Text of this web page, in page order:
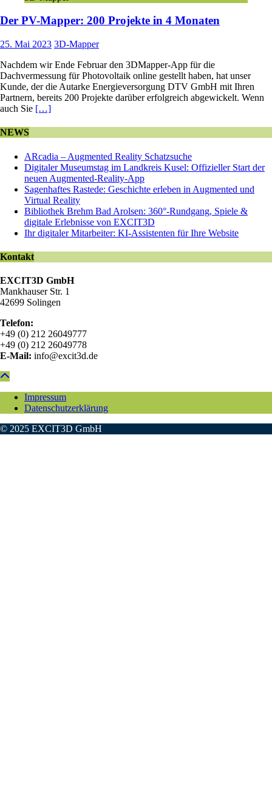
Der PV-Mapper: 200 Projekte in 4 Monaten
25. Mai 2023 3D-Mapper
Nachdem wir Ende Februar den 3DMapper-App für die
Dachvermessung für Photovoltaik online gestellt haben, hat unser
Kunde, der die Autarke Energieversorgung DTV GmbH mit Ihren
Partnern, bereits 200 Projekte darüber erfolgreich abgewickelt. Wenn
auch Sie […]
NEWS
ARcadia – Augmented Reality Schatzsuche
Digitaler Museumstag im Landkreis Kusel: Offizieller Start der
neuen Augmented-Reality-App
Sagenhaftes Rastede: Geschichte erleben in Augmented und
Virtual Reality
Bibliothek Brehm Bad Arolsen: 360°-Rundgang, Spiele &
digitale Erlebnisse von EXCIT3D
Ihr digitaler Mitarbeiter: KI-Assistenten für Ihre Website
Kontakt
EXCIT3D GmbH
Mankhauser Str. 1
42699 Solingen
Telefon:
+49 (0) 212 26049777
+49 (0) 212 26049778
E-Mail: info@excit3d.de
Impressum
Datenschutzerklärung
© 2025 EXCIT3D GmbH